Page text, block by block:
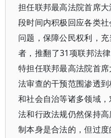
担任联邦最高法院首席
段时间内积极回应各类
问题，保障公民权利，
者，推翻了31项联邦法
特担任联邦最高法院首
法审查的干预范围渗透
和社会自治等诸多领域
法和行政法规仍然保持
制本身是合法的，但过